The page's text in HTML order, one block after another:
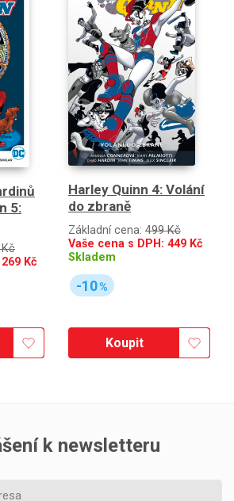
5:
269 Kč
Harley Quinn 4: Volání
do zbraně
Základní cena: 499 Kč
Vaše cena s DPH: 449 Kč
Skladem
-10%
Koupit
k newsletteru